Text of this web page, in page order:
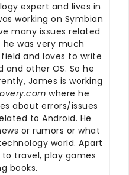
expert and lives in
working on Symbian
many issues related
was very much
and loves to write
and other OS. So he
James is working
where he
about errors/issues
to Android. He
or rumors or what
world. Apart
travel, play games
books.